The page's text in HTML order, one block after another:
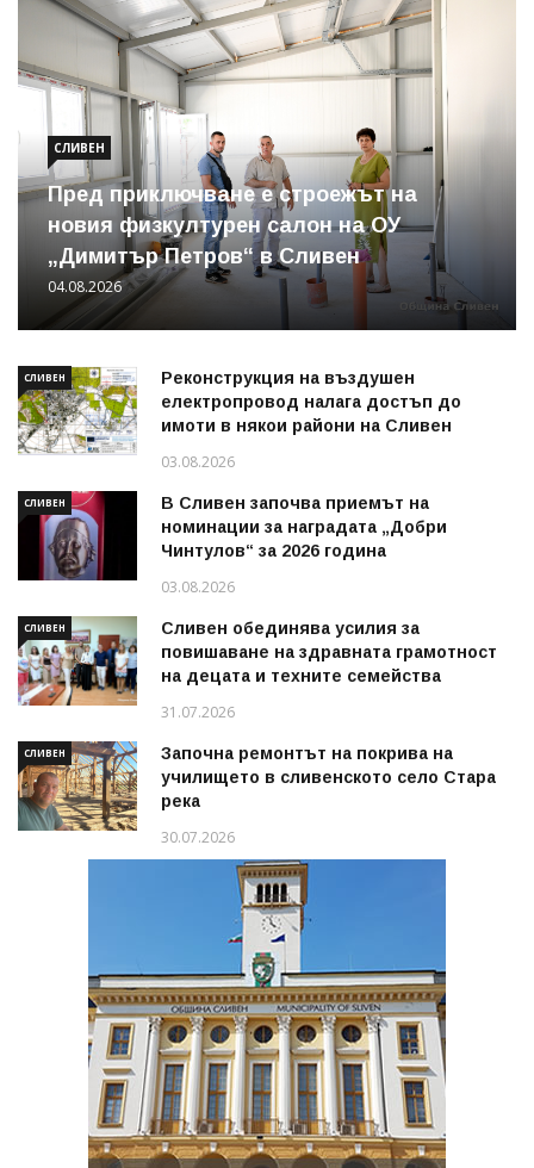
СЛИВЕН
Пред приключване е строежът на
новия физкултурен салон на ОУ
„Димитър Петров“ в Сливен
04.08.2026
СЛИВЕН
Реконструкция на въздушен
електропровод налага достъп до
имоти в някои райони на Сливен
03.08.2026
СЛИВЕН
В Сливен започва приемът на
номинации за наградата „Добри
Чинтулов“ за 2026 година
03.08.2026
СЛИВЕН
Сливен обединява усилия за
повишаване на здравната грамотност
на децата и техните семейства
31.07.2026
СЛИВЕН
Започна ремонтът на покрива на
училището в сливенското село Стара
река
30.07.2026